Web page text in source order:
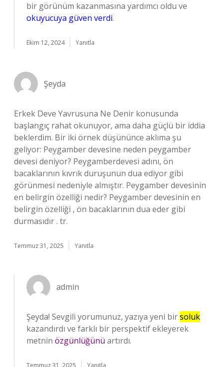
bir görünüm kazanmasına yardımcı oldu ve
okuyucuya güven verdi.
Ekim 12, 2024 Yanıtla
Şeyda
Erkek Deve Yavrusuna Ne Denir konusunda
başlangıç rahat okunuyor, ama daha güçlü bir iddia
beklerdim. Bir iki örnek düşününce aklıma şu
geliyor: Peygamber devesine neden peygamber
devesi deniyor? Peygamberdevesi adını, ön
bacaklarının kıvrık duruşunun dua ediyor gibi
görünmesi nedeniyle almıştır. Peygamber devesinin
en belirgin özelliği nedir? Peygamber devesinin en
belirgin özelliği , ön bacaklarının dua eder gibi
durmasıdır . tr.
Temmuz 31, 2025 Yanıtla
admin
Şeyda! Sevgili yorumunuz, yazıya yeni birsoluk
kazandırdı ve farklı bir perspektif ekleyerek
metnin özgünlüğünü artırdı.
Temmuz 31, 2025 Yanıtla